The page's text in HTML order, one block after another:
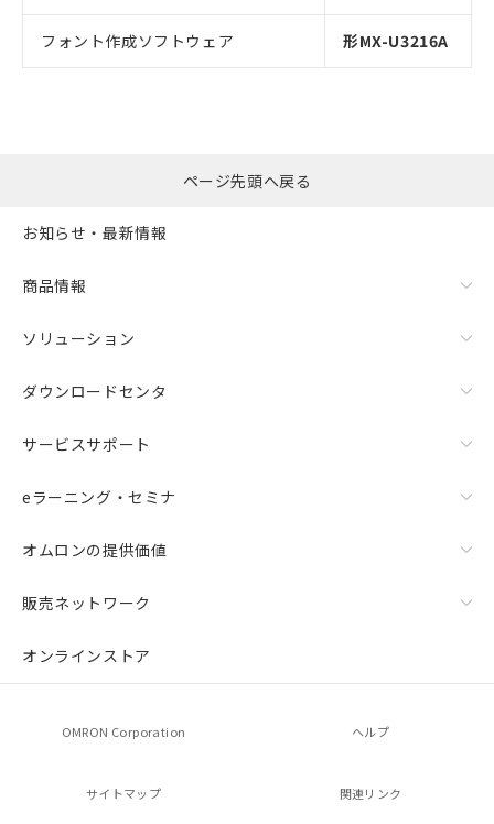
フォント作成ソフトウェア 形MX-U3216A
ページ先頭へ戻る
お知らせ・最新情報
商品情報
ソリューション
ダウンロードセンタ
サービスサポート
eラーニング・セミナ
オムロンの提供価値
販売ネットワーク
オンラインストア
OMRON Corporation ヘルプ
サイトマップ 関連リンク